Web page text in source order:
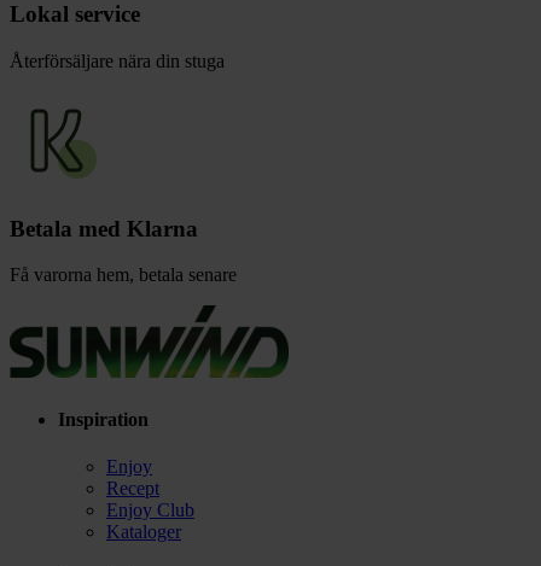
Lokal service
Återförsäljare nära din stuga
Betala med Klarna
Få varorna hem, betala senare
Inspiration
Enjoy
Recept
Enjoy Club
Kataloger